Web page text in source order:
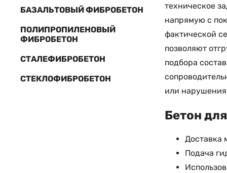
БАЗАЛЬТОВЫЙ ФИБРОБЕТОН
ПОЛИПРОПИЛЕНОВЫЙ
ФИБРОБЕТОН
СТАЛЕФИБРОБЕТОН
СТЕКЛОФИБРОБЕТОН
техническое
напрямую с
фактической
позволяют
подбора
или нарушения
Бетон
Доставка
Подача